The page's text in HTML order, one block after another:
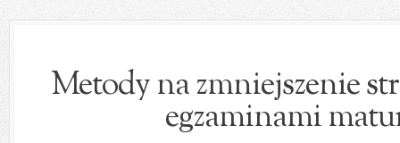
Metody na zmniejszenie
egzaminami